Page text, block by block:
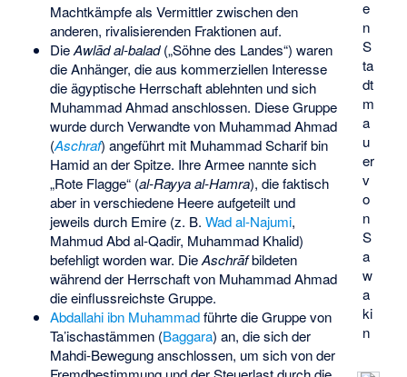
e
n
S
ta
dt
m
a
u
er
v
o
n
S
a
w
a
ki
n
Machtkämpfe als Vermittler zwischen den
anderen, rivalisierenden Fraktionen auf.
DieAwlād al-balad(„Söhne des Landes“) waren
die Anhänger, die aus kommerziellen Interesse
die ägyptische Herrschaft ablehnten und sich
Muhammad Ahmad anschlossen. Diese Gruppe
wurde durch Verwandte von Muhammad Ahmad
(Aschraf) angeführt mit Muhammad Scharif bin
Hamid an der Spitze. Ihre Armee nannte sich
„Rote Flagge“ (al-Rayya al-Hamra), die faktisch
aber in verschiedene Heere aufgeteilt und
jeweils durch Emire (z. B. Wad al-Najumi,
Mahmud Abd al-Qadir, Muhammad Khalid)
befehligt worden war. DieAschrāfbildeten
während der Herrschaft von Muhammad Ahmad
die einflussreichste Gruppe.
Abdallahi ibn Muhammadführte die Gruppe von
Ta’ischastämmen (Baggara) an, die sich der
Mahdi-Bewegung anschlossen, um sich von der